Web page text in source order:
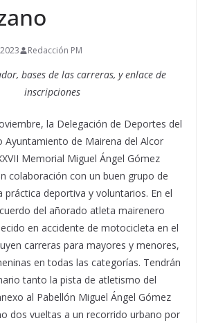
Redacción PM
bases de las carreras, y enlace de
inscripciones
la Delegación de Deportes del
Ayuntamiento de Mairena del Alcor
Memorial Miguel Ángel Gómez
colaboración con un buen grupo de
práctica deportiva y voluntarios. En el
del añorado atleta mairenero
en accidente de motocicleta en el
carreras para mayores y menores,
en todas las categorías. Tendrán
tanto la pista de atletismo del
al Pabellón Miguel Ángel Gómez
dos vueltas a un recorrido urbano por